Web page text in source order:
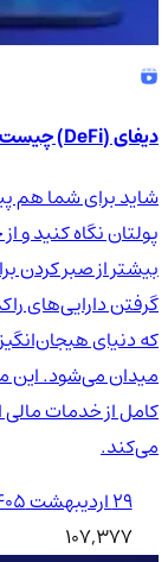
دیفای (DeFi) چیست؟ از وام‌دهی تا کسب درآمد
شاید برای شما هم
پولتان نگاه کنید و
بیشتر از صبر کردن
گرفتن دارایی‌های
میدان می‌شود. این
کامل از خدمات مالی
می‌کند.
۲۹ اردیبهشت ۱۴۰۵
107,377